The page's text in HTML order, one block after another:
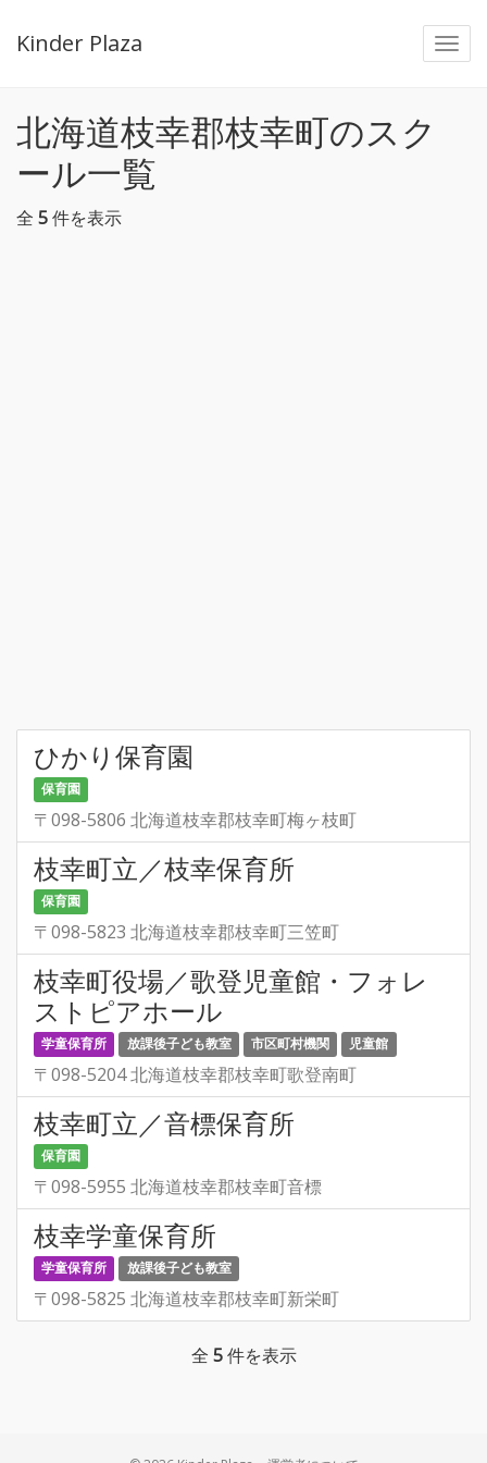
Kinder Plaza
北海道枝幸郡枝幸町のスク
ール一覧
全 5件を表示
ひかり保育園
保育園
〒098-5806 北海道枝幸郡枝幸町梅ヶ枝町
枝幸町立／枝幸保育所
保育園
〒098-5823 北海道枝幸郡枝幸町三笠町
枝幸町役場／歌登児童館・フォレ
ストピアホール
学童保育所 放課後子ども教室 市区町村機関 児童館
〒098-5204 北海道枝幸郡枝幸町歌登南町
枝幸町立／音標保育所
保育園
〒098-5955 北海道枝幸郡枝幸町音標
枝幸学童保育所
学童保育所 放課後子ども教室
〒098-5825 北海道枝幸郡枝幸町新栄町
全 5件を表示